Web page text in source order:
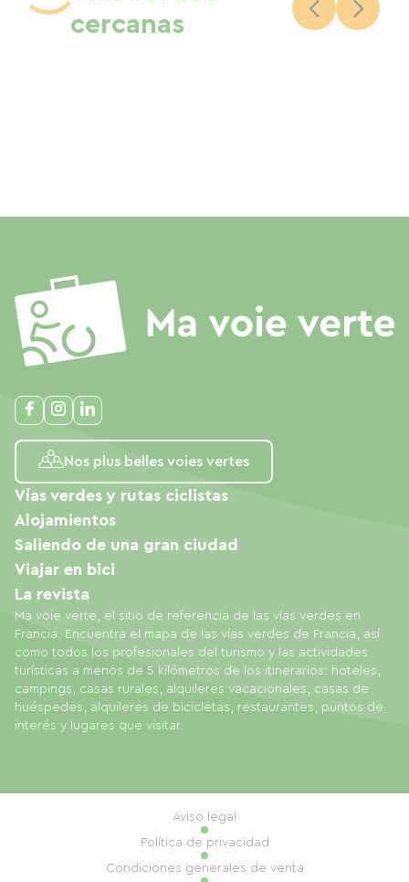
cercanas
Nos plus belles voies vertes
Ma voie verte, el sitio de referencia de las vías verdes en
Francia. Encuentra el mapa de las vías verdes de Francia, así
como todos los profesionales del turismo y las actividades
turísticas a menos de 5 kilómetros de los itinerarios: hoteles,
campings, casas rurales, alquileres vacacionales, casas de
huéspedes, alquileres de bicicletas, restaurantes, puntos de
interés y lugares que visitar.
Vías verdes y rutas ciclistas
Alojamientos
Saliendo de una gran ciudad
Viajar en bici
La revista
Aviso legal
Política de privacidad
Condiciones generales de venta